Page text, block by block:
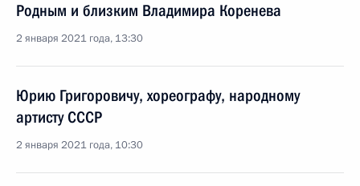
Родным и близким Владимира Коренева
2 января 2021 года, 13:30
Юрию Григоровичу, хореографу, народному
артисту СССР
2 января 2021 года, 10:30